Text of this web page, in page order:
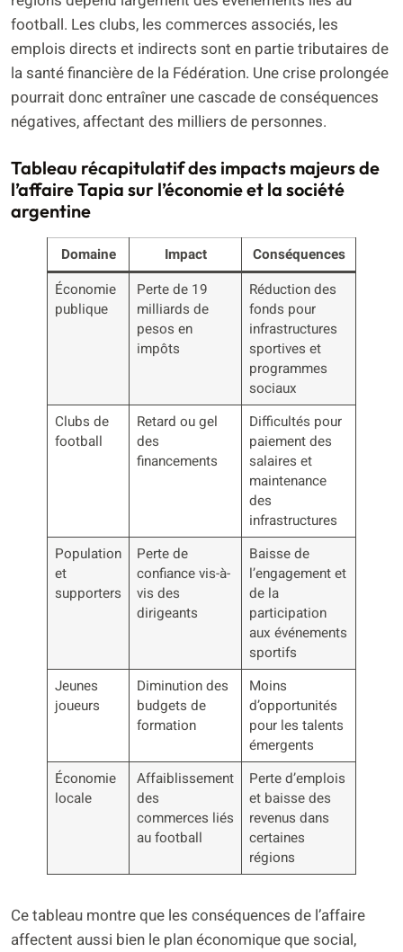
football. Les clubs, les commerces associés, les
emplois directs et indirects sont en partie tributaires de
la santé financière de la Fédération. Une crise prolongée
pourrait donc entraîner une cascade de conséquences
négatives, affectant des milliers de personnes.
Tableau récapitulatif des impacts majeurs de
l’affaire Tapia sur l’économie et la société
argentine
Domaine Impact
Conséquences
Économie
publique
Perte de 19
milliards de
pesos en
impôts
Réduction des
fonds pour
infrastructures
sportives et
programmes
sociaux
Clubs de
football
Retard ou gel
des
financements
Difficultés pour
paiement des
salaires et
maintenance
des
infrastructures
Population
et
supporters
Perte de
confiance vis-à-
vis des
dirigeants
Baisse de
l’engagement et
de la
participation
aux événements
sportifs
Jeunes
joueurs
Diminution des
budgets de
formation
Moins
d’opportunités
pour les talents
émergents
Économie
locale
Affaiblissement
des
commerces liés
au football
Perte d’emplois
et baisse des
revenus dans
certaines
régions
Ce tableau montre que les conséquences de l’affaire
affectent aussi bien le plan économique que social,